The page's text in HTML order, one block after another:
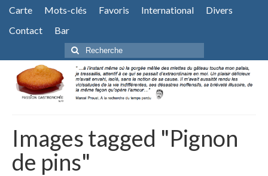
Carte Mots-clés Favoris International
Divers
Contact
Bar
Rechercher
:
Images tagged "Pignon
de pins"